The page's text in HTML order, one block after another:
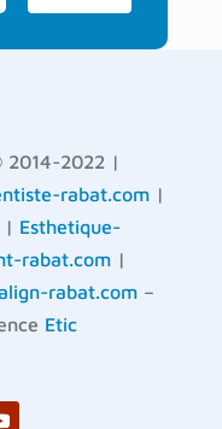
2014-2022 |
rabat.com |
| Esthetique-
rabat.com|
rabat.com –
Etic